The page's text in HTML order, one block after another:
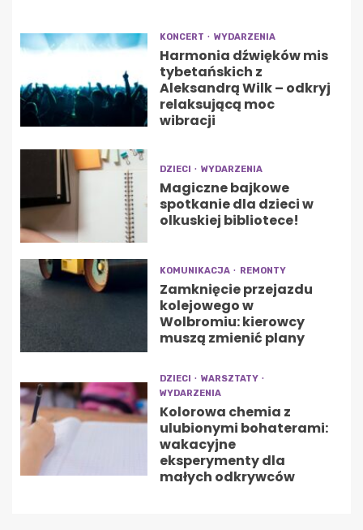
KONCERT WYDARZENIA
Harmonia dźwięków mis
tybetańskich z
Aleksandrą Wilk – odkryj
relaksującą moc
wibracji
DZIECI WYDARZENIA
Magiczne bajkowe
spotkanie dla dzieci w
olkuskiej bibliotece!
KOMUNIKACJA REMONTY
Zamknięcie przejazdu
kolejowego w
Wolbromiu: kierowcy
muszą zmienić plany
DZIECI
WARSZTATY
WYDARZENIA
Kolorowa chemia z
ulubionymi bohaterami:
wakacyjne
eksperymenty dla
małych odkrywców